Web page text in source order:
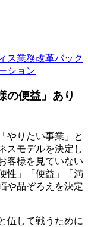
ス業務改革バック
ション
の便益」あり
やりたい事業」と
スモデルを決定し
客様を見ていない
性」「便益」「満
や品ぞろえを決定
伍して戦うために